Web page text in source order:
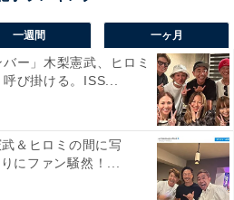
一週間 一ヶ月
バー」木梨憲武、ヒロミ
び掛ける。ISS...
＆ヒロミの間に写
にファン騒然！...